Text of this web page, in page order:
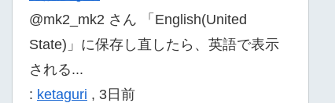
@mk2_mk2 さん 「English(United
State)」に保存し直したら、英語で表示
される...
: ketaguri , 3日前